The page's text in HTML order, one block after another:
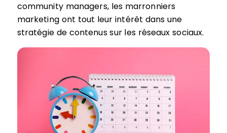
community managers, les marronniers
marketing ont tout leur intérêt dans une
stratégie de contenus sur les réseaux sociaux.